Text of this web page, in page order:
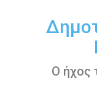
περιεχόμενο
Ο ήχος